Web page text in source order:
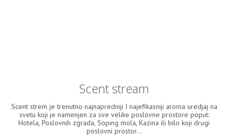
Scent stream
Scent strem je trenutno najnapredniji I najefikasniji aroma uredjaj na
svetu koji je namenjen za sve velike poslovne prostore poput:
Hotela, Poslovnih zgrada, Soping mola, Kazina ili bilo koji drugi
poslovni prostor...